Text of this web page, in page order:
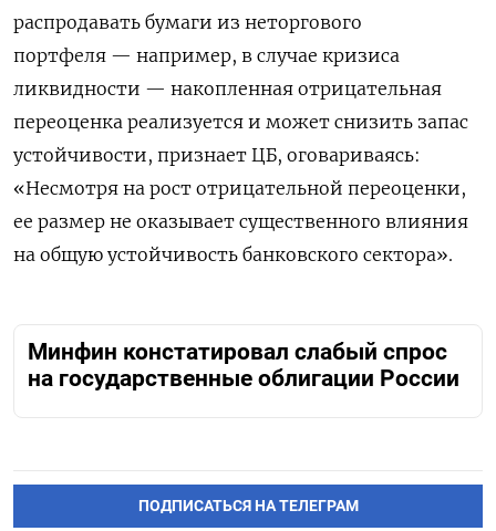
распродавать бумаги из неторгового
портфеля — например, в случае кризиса
ликвидности — накопленная отрицательная
переоценка реализуется и может снизить запас
устойчивости, признает ЦБ, оговариваясь:
«Несмотря на рост отрицательной переоценки,
ее размер не оказывает существенного влияния
на общую устойчивость банковского сектора».
Минфин констатировал слабый спрос
на государственные облигации России
ПОДПИСАТЬСЯ НА ТЕЛЕГРАМ